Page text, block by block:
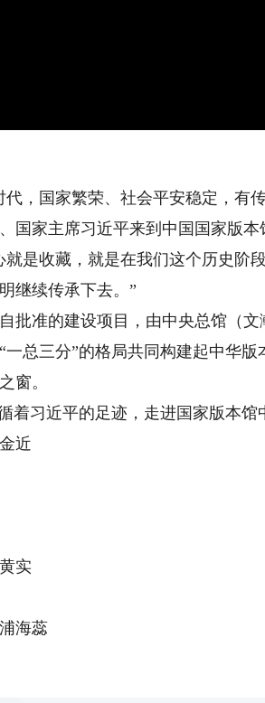
国家繁荣、社会平安稳定，有
国家主席习近平来到中国国家版
是收藏，就是在我们这个历史阶
继续传承下去。”
准的建设项目，由中央总馆（文
一总三分”的格局共同构建起中华
窗。
习近平的足迹，走进国家版本馆
近
实
海蕊